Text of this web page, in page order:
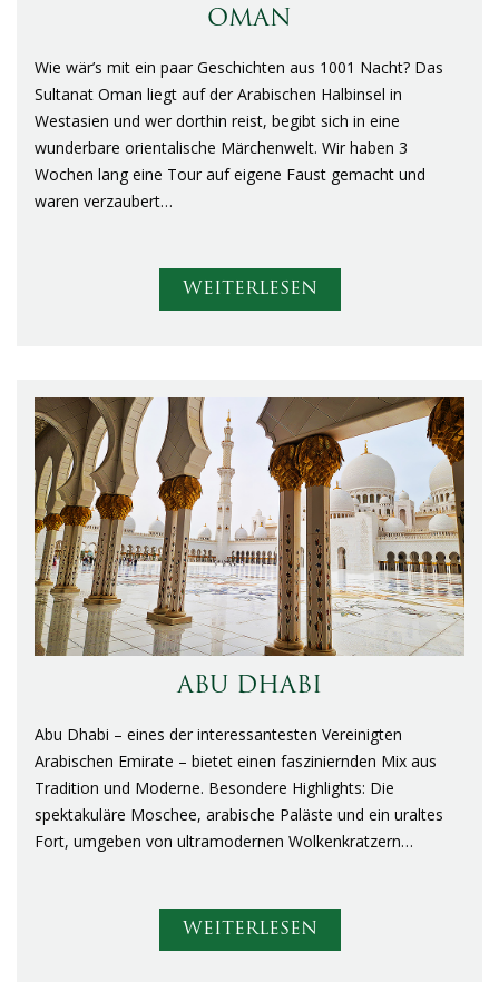
OMAN
Wie wär’s mit ein paar Geschichten aus 1001 Nacht? Das
Sultanat Oman liegt auf der Arabischen Halbinsel in
Westasien und wer dorthin reist, begibt sich in eine
wunderbare orientalische Märchenwelt. Wir haben 3
Wochen lang eine Tour auf eigene Faust gemacht und
waren verzaubert…
WEITERLESEN
ABU DHABI
Abu Dhabi – eines der interessantesten Vereinigten
Arabischen Emirate – bietet einen fasziniernden Mix aus
Tradition und Moderne. Besondere Highlights: Die
spektakuläre Moschee, arabische Paläste und ein uraltes
Fort, umgeben von ultramodernen Wolkenkratzern…
WEITERLESEN